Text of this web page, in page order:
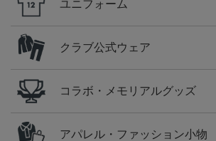
ユニフォーム
クラブ公式ウェア
コラボ・メモリアルグッズ
アパレル・ファッション小物